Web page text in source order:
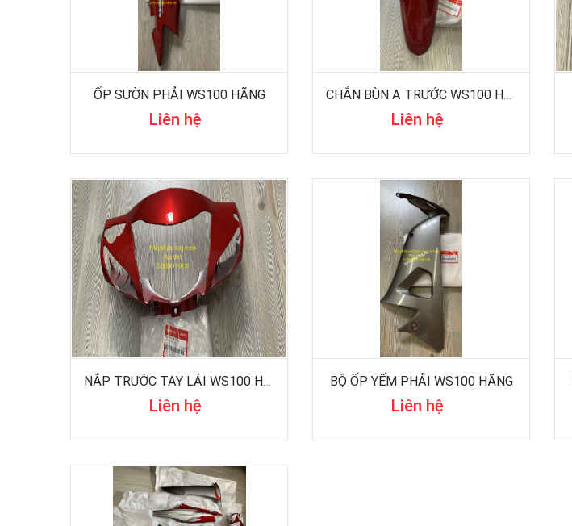
ỐP SƯỜN PHẢI WS100 HÃNG
Liên hệ
CHẮN BÙN A TRƯỚC WS100 HÃNG
Liên hệ
NẮP TRƯỚC TAY LÁI WS100 HÃNG
Liên hệ
BỘ ỐP YẾM PHẢI WS100 HÃNG
Liên hệ